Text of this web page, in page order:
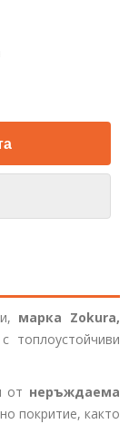
марка Zokura,
с топлоустойчиви
от неръждаема
покритие, както